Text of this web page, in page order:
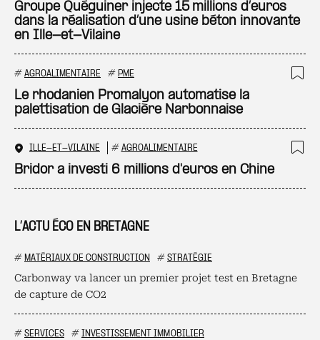
L’ACTU ÉCO EN BRETAGNE
# MATÉRIAUX DE CONSTRUCTION # STRATÉGIE
Carbonway va lancer un premier projet test en Bretagne
de capture de CO2
# SERVICES # INVESTISSEMENT IMMOBILIER
Groupe Quéguiner injecte 15 millions d’euros
dans la réalisation d’une usine béton innovante
en Ille-et-Vilaine
# AGROALIMENTAIRE # PME
Le rhodanien Promalyon automatise la
palettisation de Glacière Narbonnaise
ILLE-ET-VILAINE # AGROALIMENTAIRE
Bridor a investi 6 millions d'euros en Chine